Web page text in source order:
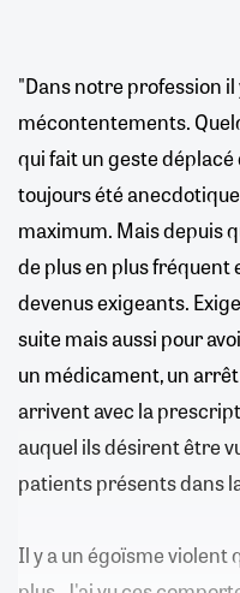
"Dans notre profession
mécontentements.
qui fait un geste
toujours été
maximum. Mais depuis
de plus en plus fréquent
devenus exigeants.
suite mais aussi pour
un médicament, un
arrivent avec la
auquel ils désirent être
patients présents dans
Il y a un égoïsme violent